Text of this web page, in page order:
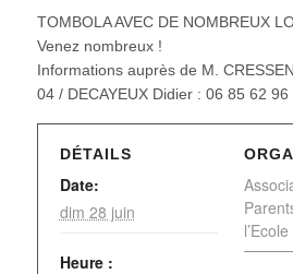
TOMBOLA AVEC DE NOMBREUX
Venez nombreux !
Informations auprès de M.
04 / DECAYEUX Didier : 06 85 62 96
DÉTAILS
Date:
dim 28 juin
Heure :